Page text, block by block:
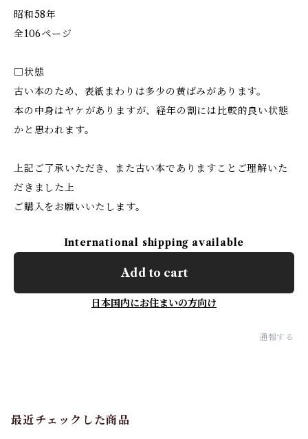
昭和58年
全106ページ
□状態
古い本のため、表紙まわりは多少の黄ばみがあります。
本の中身はヤケがありますが、経年の割には比較的良い状態
かと思われます。
上記ご了承いただき、また古い本でありますことご理解いた
だきました上
ご購入をお願いいたします。
International shipping available
Add to cart
日本国内にお住まいの方向け
通報する
最近チェックした商品